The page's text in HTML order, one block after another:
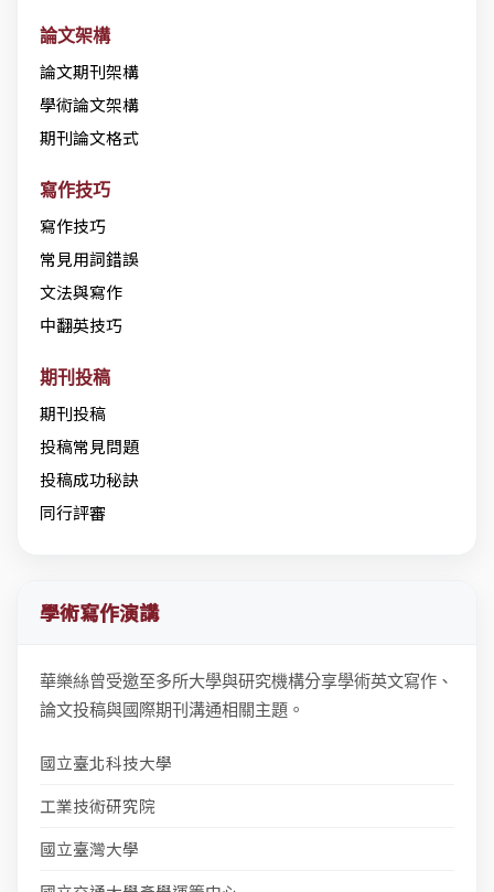
論文架構
論文期刊架構
學術論文架構
期刊論文格式
寫作技巧
寫作技巧
常見用詞錯誤
文法與寫作
中翻英技巧
期刊投稿
期刊投稿
投稿常見問題
投稿成功秘訣
同行評審
學術寫作演講
華樂絲曾受邀至多所大學與研究機構分享學術英文寫作、
論文投稿與國際期刊溝通相關主題。
國立臺北科技大學
工業技術研究院
國立臺灣大學